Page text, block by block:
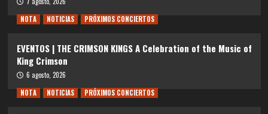
NOTA
NOTICIAS PRÓXIMOS CONCIERTOS
EVENTOS | THE CRIMSON KINGS A Celebration of the Music of
King Crimson
6 agosto, 2026
NOTA
NOTICIAS PRÓXIMOS CONCIERTOS